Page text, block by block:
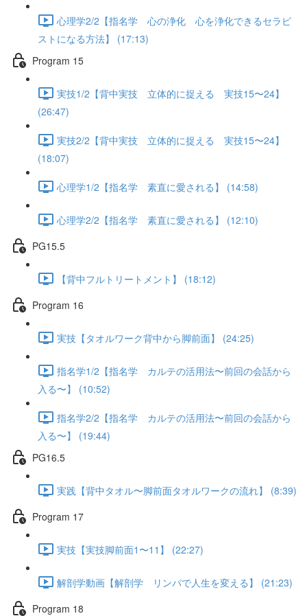
心理学2/2【指名学 心の浄化 心を浄化できるセラピ
ストになる方法】 (17:13)
Program 15
実技1/2【背中実技 立体的に捉える 実技15〜24】
(26:47)
実技2/2【背中実技 立体的に捉える 実技15〜24】
(18:07)
心理学1/2【指名学 素直に愛される】 (14:58)
心理学2/2【指名学 素直に愛される】 (12:10)
PG15.5
【背中フルトリートメント】 (18:12)
Program 16
実技【タオルワーク背中から脚前面】 (24:25)
指名学1/2【指名学 カルテの活用法〜前回の会話から
入る〜】 (10:52)
指名学2/2【指名学 カルテの活用法〜前回の会話から
入る〜】 (19:44)
PG16.5
実践【背中タオル〜脚前面タオルワークの流れ】 (8:39)
Program 17
実技【実技脚前面1〜11】 (22:27)
解剖学動画【解剖学 リンパで人生を変える】 (21:23)
Program 18